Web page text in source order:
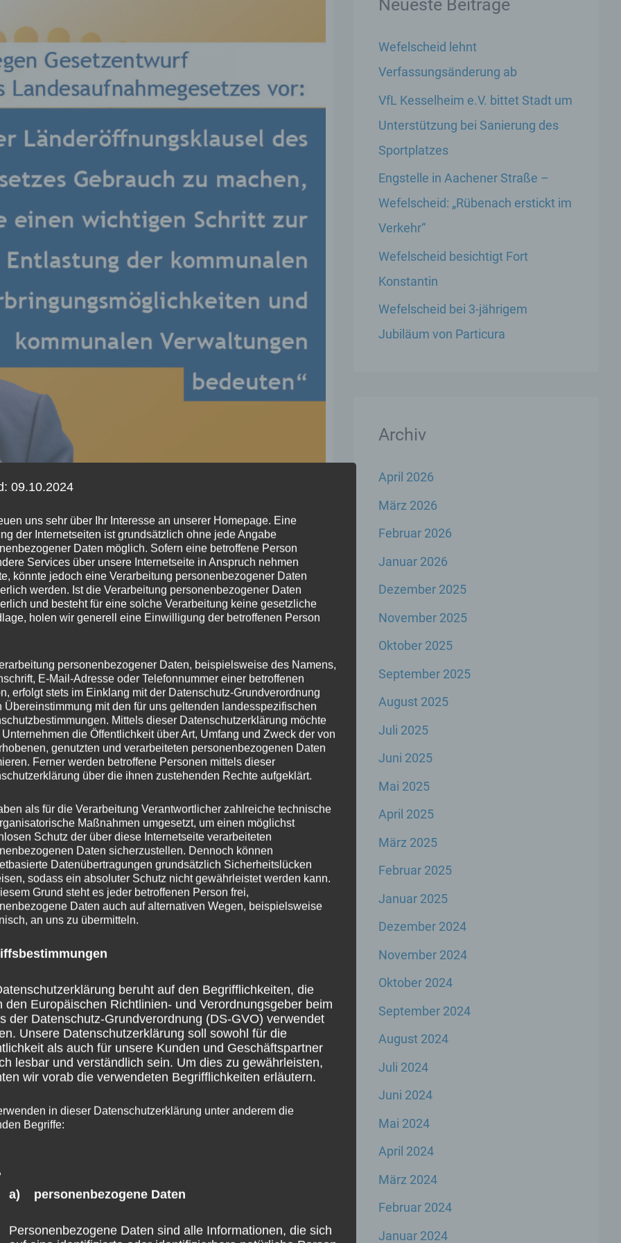
der Kommunen in der
nutzen
Landesaufnahmegesetzes
Pfälzer stellen in Frage, dass Landesregierung
im Griff haben – das hatte die PoliTrend-Umfrage
im November ergeben. Die FREIE WÄHLER-
ihrer Aktuellen Debatte. In der heutigen 56.
Gesetzentwurf zur Änderung des
Landtag beschäftigen sich mit der Situation der
Unterbringung, sondern allen voran die Kommunen,
in den letzten Monaten jedoch zusehends
Parlamentarische Geschäftsführer der FREIE
Tage richtete der Landrat des Landkreises Altenkirchen
Malu Dreyer und bat um ihr schnellstmögliches
auf die Kommunen, denn „die Gesellschaft darf nicht
der Bürgerinnen und Bürger gegenüber Menschen,
verlassen mussten, sei sehr hoch. Enders griff die
Denn man müsse auch die Aufnahme und
in den Blick nehmen, bei denen von vornherein
Asylbewerber nicht anerkannt würden. Aktuell befinden
auf eine Kleine Anfrage von Stephan Wefelscheid
sind und bei denen keine Duldung vorliegt.
vor, dass Rheinland-Pfalz von der
Neueste Beiträge
Wefelscheid lehnt
Verfassungsänderung ab
VfL Kesselheim e.V. bittet Stadt um
Unterstützung bei Sanierung des
Sportplatzes
Engstelle in Aachener Straße –
Wefelscheid: „Rübenach erstickt im
Verkehr“
Wefelscheid besichtigt Fort
Konstantin
Wefelscheid bei 3-jährigem
Jubiläum von Particura
Archiv
April 2026
März 2026
Februar 2026
Januar 2026
Dezember 2025
November 2025
Oktober 2025
September 2025
August 2025
Juli 2025
Juni 2025
Mai 2025
April 2025
März 2025
Februar 2025
Januar 2025
Dezember 2024
November 2024
Oktober 2024
September 2024
August 2024
Juli 2024
Juni 2024
Mai 2024
April 2024
März 2024
Februar 2024
Januar 2024
09.10.2024
uns sehr über Ihr Interesse an unserer Homepage. Eine
der Internetseiten ist grundsätzlich ohne jede Angabe
Daten möglich. Sofern eine betroffene Person
Services über unsere Internetseite in Anspruch nehmen
könnte jedoch eine Verarbeitung personenbezogener Daten
werden. Ist die Verarbeitung personenbezogener Daten
und besteht für eine solche Verarbeitung keine gesetzliche
holen wir generell eine Einwilligung der betroffenen Person
personenbezogener Daten, beispielsweise des Namens,
E-Mail-Adresse oder Telefonnummer einer betroffenen
erfolgt stets im Einklang mit der Datenschutz-Grundverordnung
Übereinstimmung mit den für uns geltenden landesspezifischen
Mittels dieser Datenschutzerklärung möchte
Unternehmen die Öffentlichkeit über Art, Umfang und Zweck der von
genutzten und verarbeiteten personenbezogenen Daten
Ferner werden betroffene Personen mittels dieser
über die ihnen zustehenden Rechte aufgeklärt.
als für die Verarbeitung Verantwortlicher zahlreiche technische
Maßnahmen umgesetzt, um einen möglichst
Schutz der über diese Internetseite verarbeiteten
Daten sicherzustellen. Dennoch können
Datenübertragungen grundsätzlich Sicherheitslücken
sodass ein absoluter Schutz nicht gewährleistet werden kann.
Grund steht es jeder betroffenen Person frei,
Daten auch auf alternativen Wegen, beispielsweise
an uns zu übermitteln.
beruht auf den Begrifflichkeiten, die
den Europäischen Richtlinien- und Verordnungsgeber beim
der Datenschutz-Grundverordnung (DS-GVO) verwendet
Unsere Datenschutzerklärung soll sowohl für die
als auch für unsere Kunden und Geschäftspartner
lesbar und verständlich sein. Um dies zu gewährleisten,
wir vorab die verwendeten Begrifflichkeiten erläutern.
in dieser Datenschutzerklärung unter anderem die
Begriffe:
a) personenbezogene Daten
Personenbezogene Daten sind alle Informationen, die sich